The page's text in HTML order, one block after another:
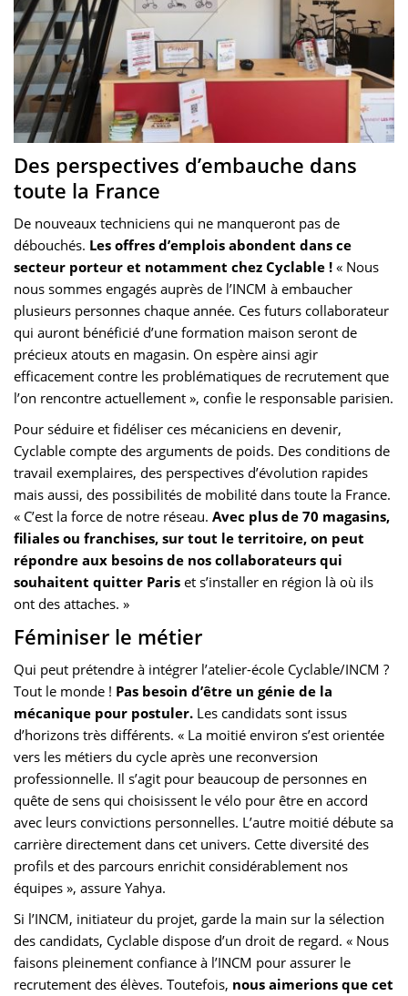
Des perspectives d’embauche dans
toute la France
De nouveaux techniciens qui ne manqueront pas de
débouchés. Les offres d’emplois abondent dans ce
secteur porteur et notamment chez Cyclable ! « Nous
nous sommes engagés auprès de l’INCM à embaucher
plusieurs personnes chaque année. Ces futurs collaborateur
qui auront bénéficié d’une formation maison seront de
précieux atouts en magasin. On espère ainsi agir
efficacement contre les problématiques de recrutement que
l’on rencontre actuellement », confie le responsable parisien.
Pour séduire et fidéliser ces mécaniciens en devenir,
Cyclable compte des arguments de poids. Des conditions de
travail exemplaires, des perspectives d’évolution rapides
mais aussi, des possibilités de mobilité dans toute la France.
« C’est la force de notre réseau. Avec plus de 70 magasins,
filiales ou franchises, sur tout le territoire, on peut
répondre aux besoins de nos collaborateurs qui
souhaitent quitter Paris et s’installer en région là où ils
ont des attaches. »
Féminiser le métier
Qui peut prétendre à intégrer l’atelier-école Cyclable/INCM ?
Tout le monde ! Pas besoin d’être un génie de la
mécanique pour postuler. Les candidats sont issus
d’horizons très différents. « La moitié environ s’est orientée
vers les métiers du cycle après une reconversion
professionnelle. Il s’agit pour beaucoup de personnes en
quête de sens qui choisissent le vélo pour être en accord
avec leurs convictions personnelles. L’autre moitié débute sa
carrière directement dans cet univers. Cette diversité des
profils et des parcours enrichit considérablement nos
équipes », assure Yahya.
Si l’INCM, initiateur du projet, garde la main sur la sélection
des candidats, Cyclable dispose d’un droit de regard. « Nous
faisons pleinement confiance à l’INCM pour assurer le
recrutement des élèves. Toutefois, nous aimerions que cet